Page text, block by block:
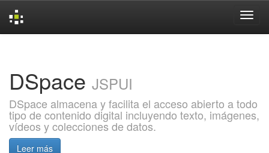
DSpace JSPUI
DSpace almacena y facilita el acceso abierto a todo
tipo de contenido digital incluyendo texto, imágenes,
vídeos y colecciones de datos.
Leer más